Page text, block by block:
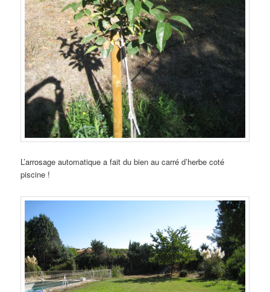
L’arrosage automatique a fait du bien au carré d’herbe coté
piscine !